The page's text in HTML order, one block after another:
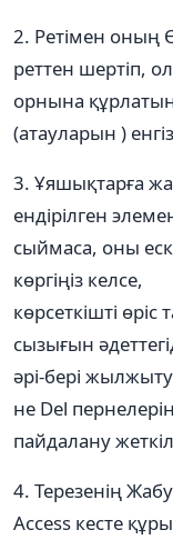
2. Ретімен оның
реттен шертіп,
орнына
(атауларын )
3. Ұяшықтарға
ендірілген
сыймаса, оны
көргіңіз келсе,
көрсеткішті
сызығын
әрі-бері
не Del пернелерін
пайдалану
4. Терезенің
Access кесте